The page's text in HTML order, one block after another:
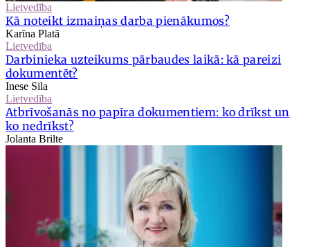
Lietvedība
Kā noteikt izmaiņas darba pienākumos?
Karīna Platā
Lietvedība
Darbinieka uzteikums pārbaudes laikā: kā pareizi
dokumentēt?
Inese Sila
Lietvedība
Atbrīvošanās no papīra dokumentiem: ko drīkst un
ko nedrīkst?
Jolanta Brilte